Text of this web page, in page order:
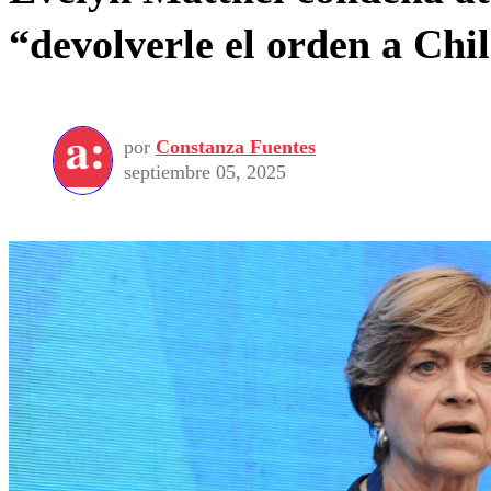
“devolverle el orden a
por Constanza Fuentes
septiembre 05, 2025